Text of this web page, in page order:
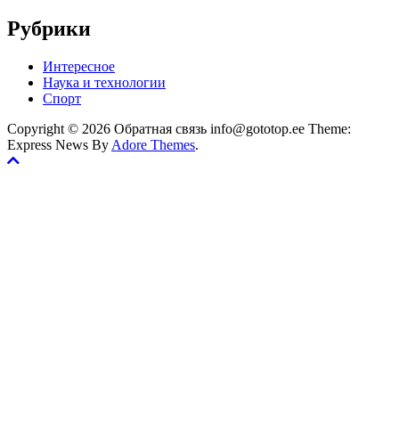
Рубрики
Интересное
Наука и технологии
Спорт
Copyright © 2026 Обратная связь info@gototop.ee Theme:
Express News By Adore Themes.